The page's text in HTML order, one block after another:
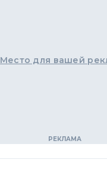
Место для вашей